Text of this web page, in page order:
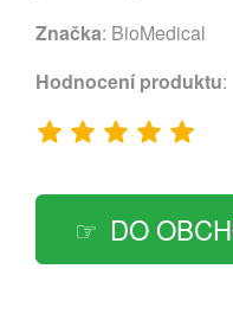
Značka: BioMedical
Hodnocení produktu:
DO